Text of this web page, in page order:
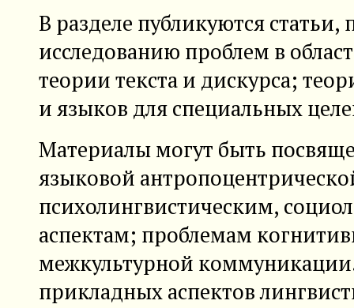
В разделе публикуются
исследованию проблем в
теории текста и дискурса;
и языков для специальных
Материалы могут быть
языковой
психолингвистическим,
аспектам; проблемам
межкультурной
прикладных аспектов